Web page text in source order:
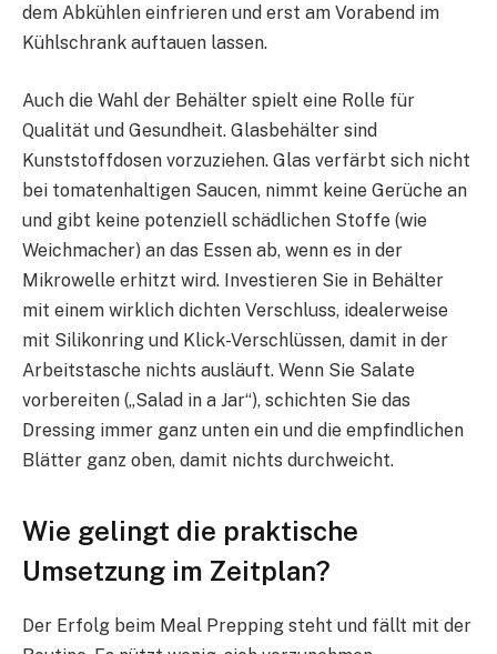
dem Abkühlen einfrieren und erst am Vorabend im
Kühlschrank auftauen lassen.
Auch die Wahl der Behälter spielt eine Rolle für
Qualität und Gesundheit. Glasbehälter sind
Kunststoffdosen vorzuziehen. Glas verfärbt sich nicht
bei tomatenhaltigen Saucen, nimmt keine Gerüche an
und gibt keine potenziell schädlichen Stoffe (wie
Weichmacher) an das Essen ab, wenn es in der
Mikrowelle erhitzt wird. Investieren Sie in Behälter
mit einem wirklich dichten Verschluss, idealerweise
mit Silikonring und Klick-Verschlüssen, damit in der
Arbeitstasche nichts ausläuft. Wenn Sie Salate
vorbereiten („Salad in a Jar“), schichten Sie das
Dressing immer ganz unten ein und die empfindlichen
Blätter ganz oben, damit nichts durchweicht.
Wie gelingt die praktische
Umsetzung im Zeitplan?
Der Erfolg beim Meal Prepping steht und fällt mit der